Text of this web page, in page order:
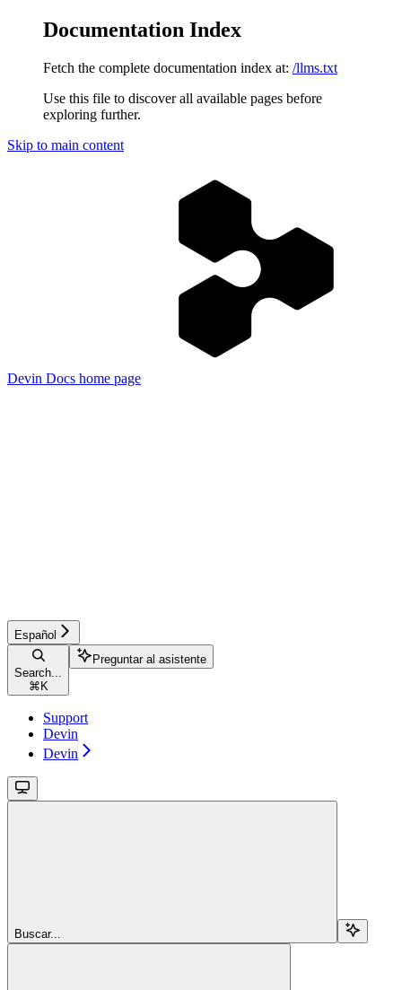
Documentation Index
Fetch the complete documentation index at: /llms.txt
Use this file to discover all available pages before
exploring further.
Skip to main content
Devin Docs home page
Español
Search...
⌘ K
Preguntar al asistente
Support
Devin
Devin
Buscar...